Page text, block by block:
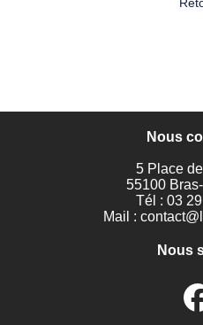
Nous
5 Place
55100
Tél : 03
Mail :
Nous